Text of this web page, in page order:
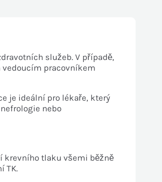
služeb. V případě,
pracovníkem
je ideální pro lékaře, který
nebo
krevního tlaku všemi běžně
TK.